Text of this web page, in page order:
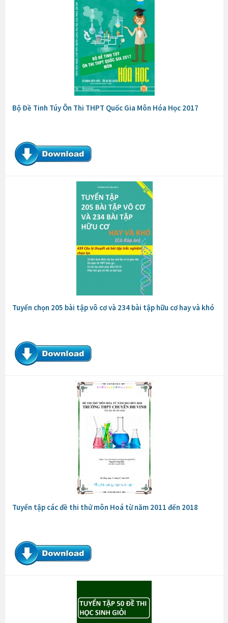
Bộ Đề Tinh Túy Ôn Thi THPT Quốc Gia Môn Hóa Học 2017
Tuyển chọn 205 bài tập vô cơ và 234 bài tập hữu cơ hay và khó
Tuyển tập các đề thi thử môn Hoá từ năm 2011 đến 2018